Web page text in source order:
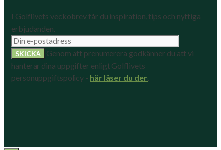
I Golflivets veckobrev får du inspiration, tips och nyttiga
erbjudanden.
Genom att prenumerera godkänner du att vi
hanterar dina uppgifter enligt Golflivets
personuppgiftspolicy - här läser du den.